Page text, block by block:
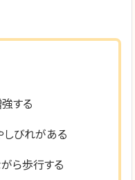
する
びれがある
ら歩行する